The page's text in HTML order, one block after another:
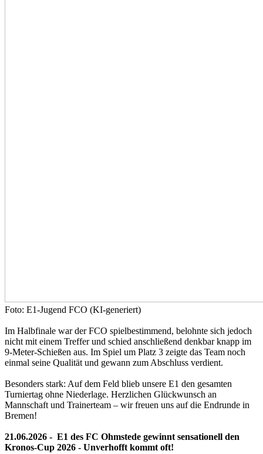
Foto: E1-Jugend FCO (KI-generiert)
Im Halbfinale war der FCO spielbestimmend, belohnte sich jedoch
nicht mit einem Treffer und schied anschließend denkbar knapp im
9-Meter-Schießen aus. Im Spiel um Platz 3 zeigte das Team noch
einmal seine Qualität und gewann zum Abschluss verdient.
Besonders stark: Auf dem Feld blieb unsere E1 den gesamten
Turniertag ohne Niederlage. Herzlichen Glückwunsch an
Mannschaft und Trainerteam – wir freuen uns auf die Endrunde in
Bremen!
21.06.2026 - E1 des FC Ohmstede gewinnt sensationell den
Kronos-Cup 2026 - Unverhofft kommt oft!